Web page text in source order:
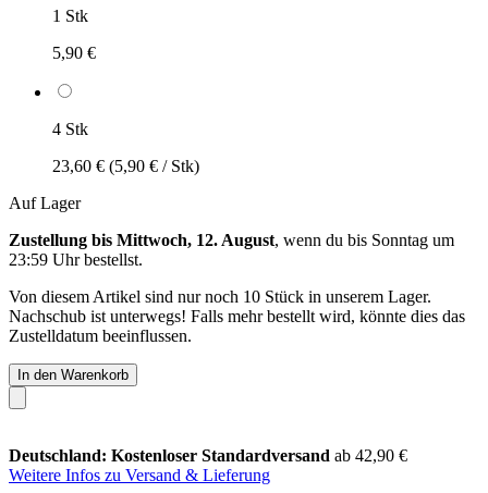
1 Stk
5,90 €
4 Stk
23,60 € (5,90 € / Stk)
Auf Lager
Zustellung bis Mittwoch, 12. August, wenn du bis Sonntag um
23:59 Uhrbestellst.
Von diesem Artikel sind nur noch 10 Stück in unserem Lager.
Nachschub ist unterwegs! Falls mehr bestellt wird, könnte dies das
Zustelldatum beeinflussen.
In den Warenkorb
Deutschland: Kostenloser Standardversand ab 42,90 €
Weitere Infos zu Versand & Lieferung